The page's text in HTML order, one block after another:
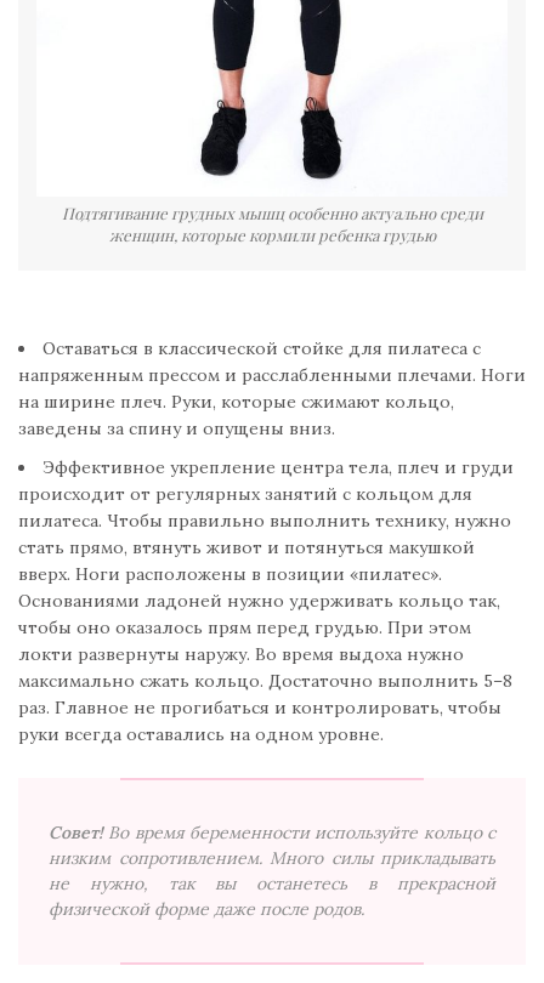
Подтягивание грудных мышц особенно актуально среди
женщин, которые кормили ребенка грудью
Оставаться в классической стойке для пилатеса с
напряженным прессом и расслабленными плечами. Ноги
на ширине плеч. Руки, которые сжимают кольцо,
заведены за спину и опущены вниз.
Эффективное укрепление центра тела, плеч и груди
происходит от регулярных занятий с кольцом для
пилатеса. Чтобы правильно выполнить технику, нужно
стать прямо, втянуть живот и потянуться макушкой
вверх. Ноги расположены в позиции «пилатес».
Основаниями ладоней нужно удерживать кольцо так,
чтобы оно оказалось прям перед грудью. При этом
локти развернуты наружу. Во время выдоха нужно
максимально сжать кольцо. Достаточно выполнить 5–8
раз. Главное не прогибаться и контролировать, чтобы
руки всегда оставались на одном уровне.
Совет! Во время беременности используйте кольцо с
низким сопротивлением. Много силы прикладывать
не нужно, так вы останетесь в прекрасной
физической форме даже после родов.